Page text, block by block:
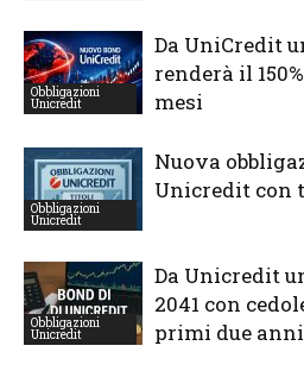
Obbligazioni
Unicredit
Da UniCredit
renderà il
mesi
Obbligazioni
Unicredit
Nuova
Unicredit con
Obbligazioni
Unicredit
Da Unicredit
2041 con
primi due anni